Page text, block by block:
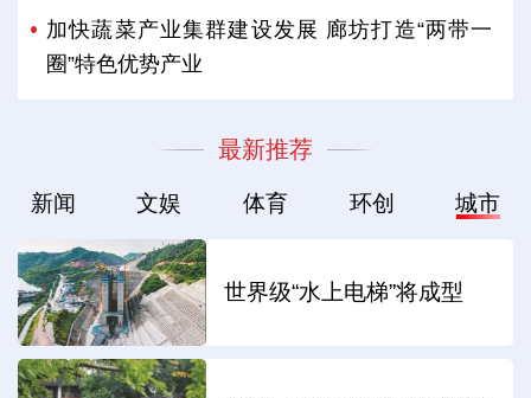
加快蔬菜产业集群建设发展 廊坊打造“两带一
圈”特色优势产业
最新推荐
新闻 文娱 体育 环创 城市
世界级“水上电梯”将成型